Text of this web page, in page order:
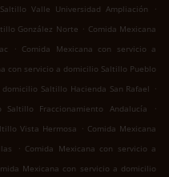
Valle Universidad Ampliación
.
González Norte . Comida Mexicana
. Comida Mexicana con servicio a
con servicio a domicilio Saltillo Pueblo
Saltillo Hacienda San Rafael .
Fraccionamiento Andalucía
.
Vista Hermosa . Comida Mexicana
. Comida Mexicana con servicio a
Mexicana con servicio a domicilio